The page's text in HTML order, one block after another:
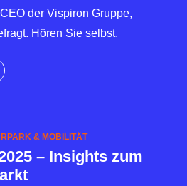
der Vispiron Gruppe,
Hören Sie selbst.
& MOBILITÄT
– Insights zum